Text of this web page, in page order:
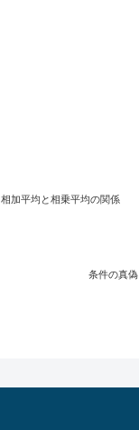
相加平均と相乗平均の関係
条件の真偽